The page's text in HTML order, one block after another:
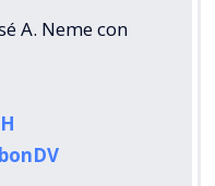
A. Neme con